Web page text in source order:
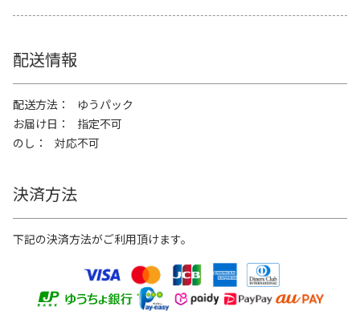
配送情報
配送方法
ゆうパック
お届け日
指定不可
のし
対応不可
決済方法
下記の決済方法がご利用頂けます。